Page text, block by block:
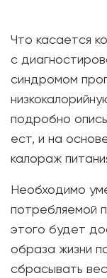
Что касается
с
синдромом
подробно
ест, и на
калораж
Необходимо
потребляемой
этого будет
образа жизни
сбрасывать